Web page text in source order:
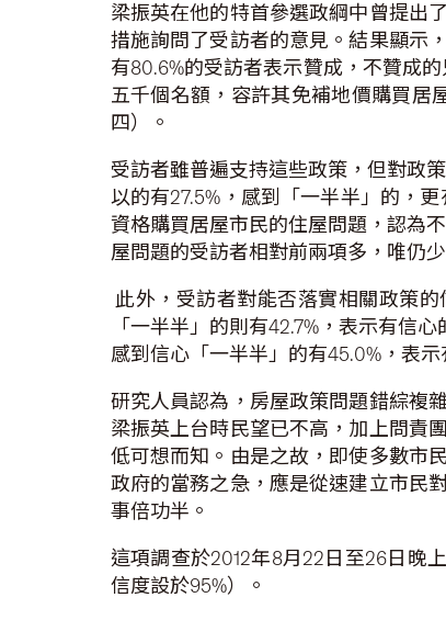
梁振英在他的特首參選政綱中曾提出
措施詢問了受訪者的意見。結果顯示
有80.6%的受訪者表示贊成，不贊成
五千個名額，容許其免補地價購買居
四）。
受訪者雖普遍支持這些政策，但對政
以的有27.5%，感到「一半半」的，
資格購買居屋市民的住屋問題，認為
屋問題的受訪者相對前兩項多，唯仍
此外，受訪者對能否落實相關政策
「一半半」的則有42.7%，表示有信
感到信心「一半半」的有45.0%，表示
研究人員認為，房屋政策問題錯綜複
梁振英上台時民望已不高，加上問責
低可想而知。由是之故，即使多數市
政府的當務之急，應是從速建立市民
事倍功半。
這項調查於2012年8月22日至26日晚
信度設於95%）。